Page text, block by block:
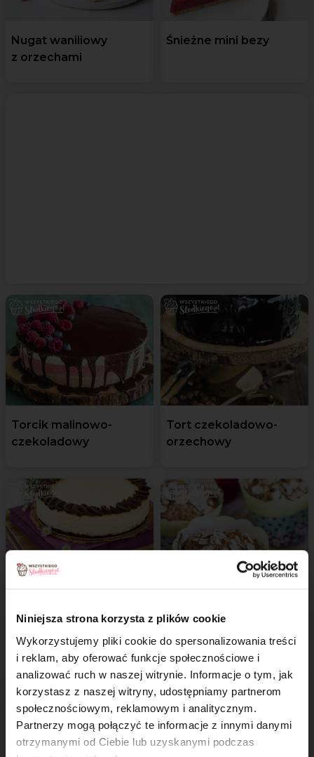
Niniejsza strona korzysta z plików cookie
Wykorzystujemy pliki cookie do spersonalizowania treści
i reklam, aby oferować funkcje społecznościowe i
analizować ruch w naszej witrynie. Informacje o tym, jak
korzystasz z naszej witryny, udostępniamy partnerom
społecznościowym, reklamowym i analitycznym.
Partnerzy mogą połączyć te informacje z innymi danymi
otrzymanymi od Ciebie lub uzyskanymi podczas
Nugat waniliowy
z orzechami
Śnieżne mini bezy
Torcik malinowo-
czekoladowy
Tort czekoladowo-
orzechowy
w czekoladzie
×